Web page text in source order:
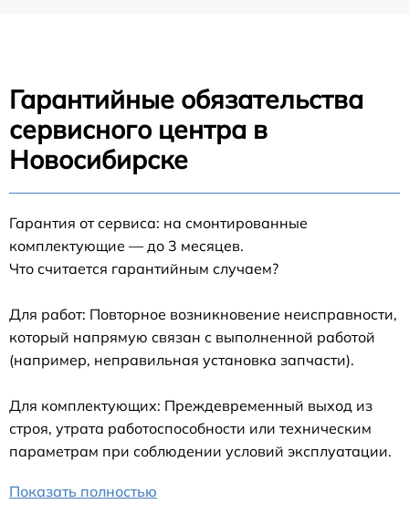
Гарантийные обязательства
сервисного центра в
Новосибирске
Гарантия от сервиса: на смонтированные
комплектующие — до 3 месяцев.
Что считается гарантийным случаем?
Для работ: Повторное возникновение неисправности,
который напрямую связан с выполненной работой
(например, неправильная установка запчасти).
Для комплектующих: Преждевременный выход из
строя, утрата работоспособности или техническим
параметрам при соблюдении условий эксплуатации.
Показать полностью